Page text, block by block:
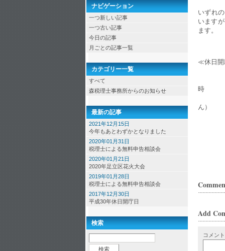
いずれ
います
ます。
≪休日
時
ん）
Add
コメン
ナビゲーション
一つ新しい記事
一つ古い記事
今日の記事
月ごとの記事一覧
カテゴリー一覧
すべて
森税理士事務所からのお知らせ
最新の記事
2021年12月15日
今年もあとわずかとなりました
2020年01月31日
税理士による無料申告相談会
2020年01月21日
2020年足立区花火大会
2019年01月28日
税理士による無料申告相談会
2017年12月30日
平成30年休日開庁日
検索